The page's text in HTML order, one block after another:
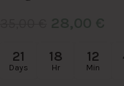
21
Days
18
Hr
12
Min